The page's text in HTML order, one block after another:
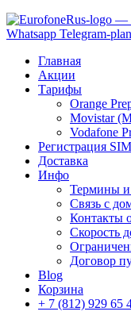
Whatsapp Telegram-
Главная
Акции
Тарифы
Orange
Movistar
Vodafone
Регистрация SIM
Доставка
Инфо
Термины и
Связь с
Контакты
Скорость
Договор
Blog
Корзина
+ 7 (812) 929 65